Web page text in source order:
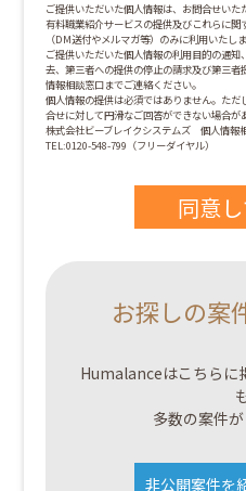
ご提供いただいた個人情報は、お問合せい
有料職業紹介サービスの提供及びこれらに
（DM送付やメルマガ等）のみに利用いたしま
ご提供いただいた個人情報の利用目的の通
去、第三者への提供の停止の請求及び第三
情報相談窓口までご連絡ください。
個人情報の提供は必須ではありません。た
合せに対して円滑なご回答ができない場合が
株式会社ビーブレイクシステムズ 個人情報
TEL:0120-548-799（フリーダイヤル）
お探しの案
Humalanceはこちらに
多数の案件が
非公開案件を